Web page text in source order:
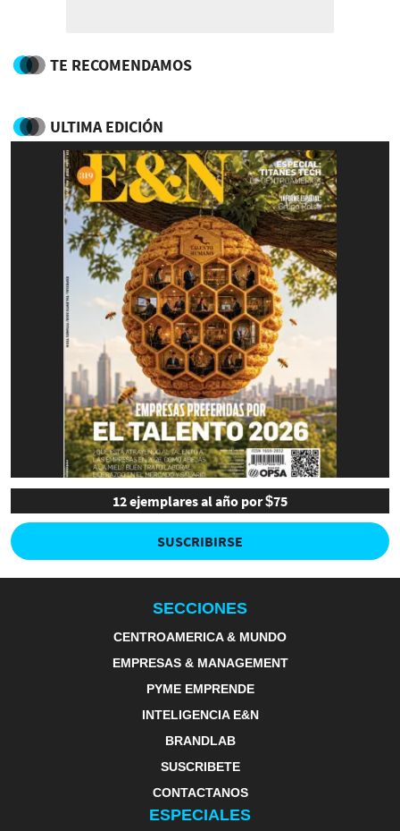
TE RECOMENDAMOS
ULTIMA EDICIÓN
12 ejemplares al año por $75
SUSCRIBIRSE
SECCIONES
CENTROAMERICA & MUNDO
EMPRESAS & MANAGEMENT
PYME EMPRENDE
INTELIGENCIA E&N
BRANDLAB
SUSCRIBETE
CONTACTANOS
ESPECIALES